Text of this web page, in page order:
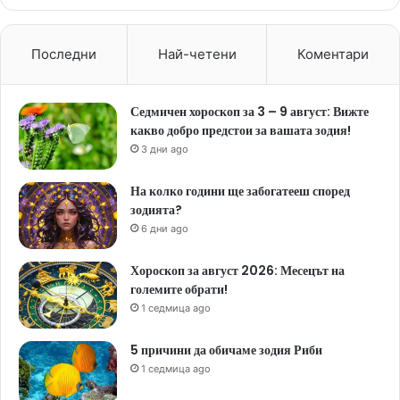
Последни Най-четени Коментари
Седмичен хороскоп за 3 – 9 август: Вижте
какво добро предстои за вашата зодия!
3 дни ago
На колко години ще забогатееш според
зодията?
6 дни ago
Хороскоп за август 2026: Месецът на
големите обрати!
1 седмица ago
5 причини да обичаме зодия Риби
1 седмица ago